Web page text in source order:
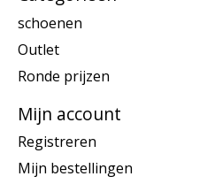
schoenen
Outlet
Ronde prijzen
Mijn account
Registreren
Mijn bestellingen